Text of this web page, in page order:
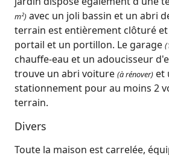
m²) avec un joli bassin et un abri
terrain est entièrement clôturé et
portail et un portillon. Le garage
chauffe-eau et un adoucisseur
trouve un abri voiture (à rénover) et
stationnement pour au moins 2
terrain.
Divers
Toute la maison est carrelée,